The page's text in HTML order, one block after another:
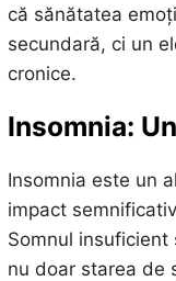
că sănătatea
secundară, ci un
cronice.
Insomnia:
Insomnia este un
impact
Somnul
nu doar starea de